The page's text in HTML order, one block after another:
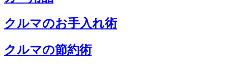
クルマのお手入れ術
クルマの節約術